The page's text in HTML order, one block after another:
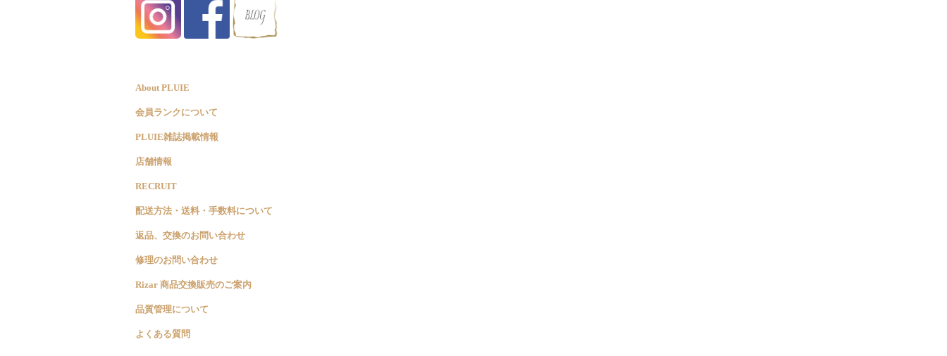
About PLUIE
会員ランクについて
PLUIE雑誌掲載情報
店舗情報
RECRUIT
配送方法・送料・手数料について
返品、交換のお問い合わせ
修理のお問い合わせ
Rizar 商品交換販売のご案内
品質管理について
よくある質問